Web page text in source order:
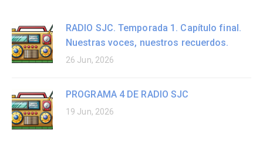
RADIO SJC. Temporada 1. Capítulo final.
Nuestras voces, nuestros recuerdos.
26 Jun, 2026
PROGRAMA 4 DE RADIO SJC
19 Jun, 2026